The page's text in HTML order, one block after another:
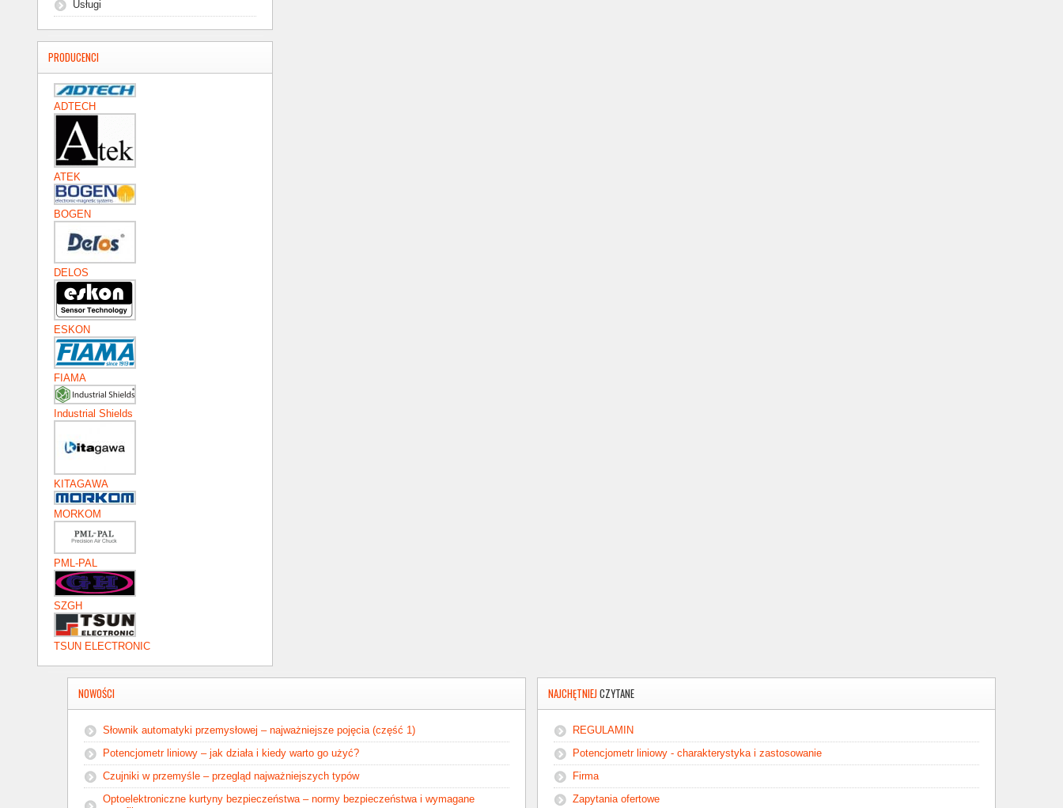
Usługi
PRODUCENCI
ADTECH
ATEK
BOGEN
DELOS
ESKON
FIAMA
Industrial Shields
KITAGAWA
MORKOM
PML-PAL
SZGH
TSUN ELECTRONIC
NOWOŚCI
Słownik automatyki przemysłowej – najważniejsze pojęcia (część 1)
Potencjometr liniowy – jak działa i kiedy warto go użyć?
Czujniki w przemyśle – przegląd najważniejszych typów
Optoelektroniczne kurtyny bezpieczeństwa – normy bezpieczeństwa i wymagane
NAJCHĘTNIEJCZYTANE
REGULAMIN
Potencjometr liniowy - charakterystyka i zastosowanie
Firma
Zapytania ofertowe